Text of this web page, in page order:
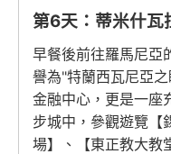
第6天：蒂米什
早餐後前往羅馬尼
譽為"特蘭西瓦尼亞
金融中心，更是一座
步城中，參觀遊覽【
場】、【東正教大教